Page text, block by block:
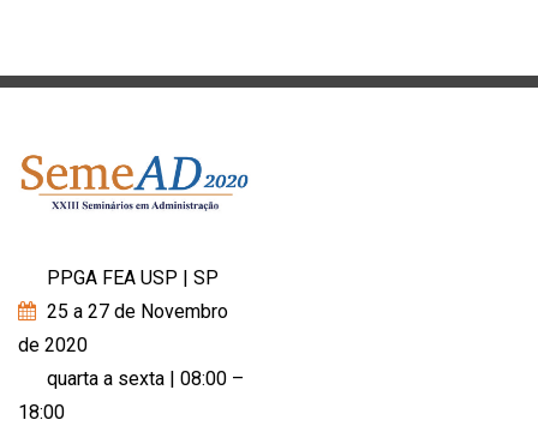
PPGA FEA USP | SP
25 a 27 de Novembro
de 2020
quarta a sexta | 08:00 –
18:00